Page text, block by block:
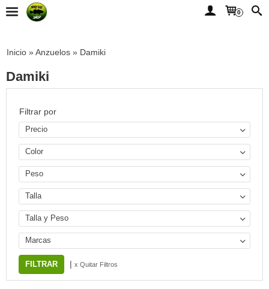
0
Inicio »Anzuelos » Damiki
Damiki
Filtrar por
Precio
Color
Peso
Talla
Talla y Peso
Marcas
| x Quitar Filtros